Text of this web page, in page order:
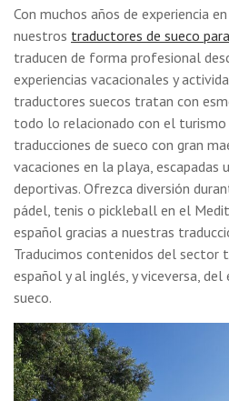
Con muchos años de experiencia
nuestros traductores de sueco
traducen de forma profesional
experiencias vacacionales y
traductores suecos tratan con
todo lo relacionado con el turismo
traducciones de sueco con gran
vacaciones en la playa, escapadas
deportivas. Ofrezca diversión
pádel, tenis o pickleball en el
español gracias a nuestras
Traducimos contenidos del sector
español y al inglés, y viceversa,
sueco.